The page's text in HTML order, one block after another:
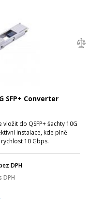
SFP+ Converter
do QSFP+ šachty 10G
instalace, kde plně
10 Gbps.
DPH
DPH